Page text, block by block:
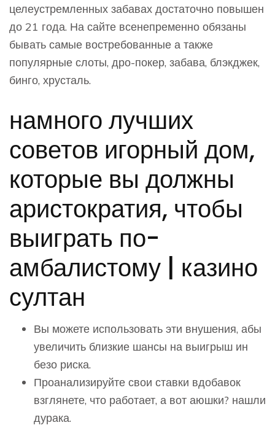
целеустремленных забавах достаточно повышен
до 21 года. На сайте всенепременно обязаны
бывать самые востребованные а также
популярные слоты, дро-покер, забава, блэкджек,
бинго, хрусталь.
намного лучших
советов игорный дом,
которые вы должны
аристократия, чтобы
выиграть по-
амбалистому | казино
султан
Вы можете использовать эти внушения, абы
увеличить близкие шансы на выигрыш ин
безо риска.
Проанализируйте свои ставки вдобавок
взглянете, что работает, а вот аюшки? нашли
дурака.